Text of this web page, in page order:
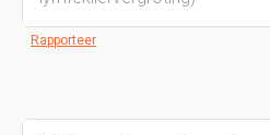
Rapporteer